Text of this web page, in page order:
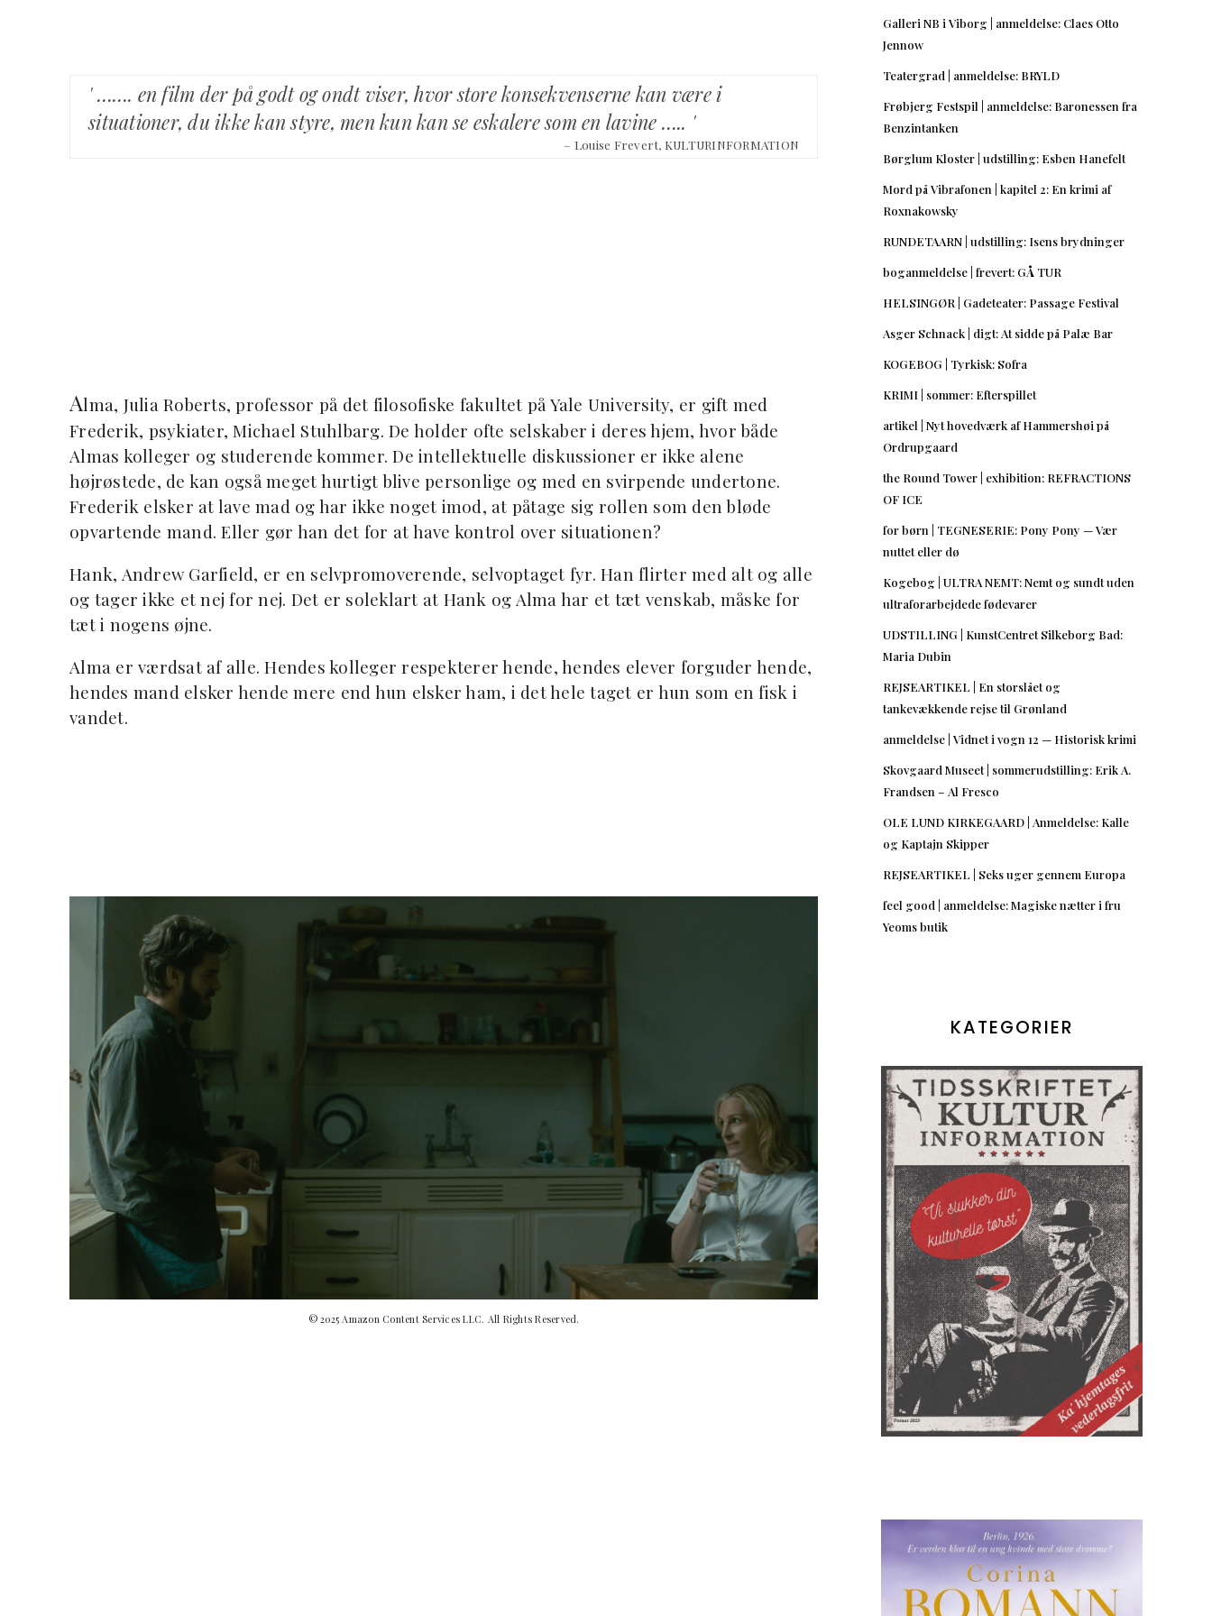
' ……. en film der på godt og ondt viser, hvor store konsekvenserne kan være i
situationer, du ikke kan styre, men kun kan se eskalere som en lavine ….. '
– Louise Frevert, KULTURINFORMATION
Alma, Julia Roberts, professor på det filosofiske fakultet på Yale University, er gift med
Frederik, psykiater, Michael Stuhlbarg. De holder ofte selskaber i deres hjem, hvor både
Almas kolleger og studerende kommer. De intellektuelle diskussioner er ikke alene
højrøstede, de kan også meget hurtigt blive personlige og med en svirpende undertone.
Frederik elsker at lave mad og har ikke noget imod, at påtage sig rollen som den bløde
opvartende mand. Eller gør han det for at have kontrol over situationen?
Hank, Andrew Garfield, er en selvpromoverende, selvoptaget fyr. Han flirter med alt og alle
og tager ikke et nej for nej. Det er soleklart at Hank og Alma har et tæt venskab, måske for
tæt i nogens øjne.
Alma er værdsat af alle. Hendes kolleger respekterer hende, hendes elever forguder hende,
hendes mand elsker hende mere end hun elsker ham, i det hele taget er hun som en fisk i
vandet.
© 2025 Amazon Content Services LLC. All Rights Reserved.
Galleri NB i Viborg | anmeldelse: Claes Otto
Jennow
Teatergrad | anmeldelse: BRYLD
Frøbjerg Festspil | anmeldelse: Baronessen fra
Benzintanken
Børglum Kloster | udstilling: Esben Hanefelt
Mord på Vibrafonen | kapitel 2: En krimi af
Roxnakowsky
RUNDETAARN | udstilling: Isens brydninger
boganmeldelse | frevert: GÅ TUR
HELSINGØR | Gadeteater: Passage Festival
Asger Schnack | digt: At sidde på Palæ Bar
KOGEBOG | Tyrkisk: Sofra
KRIMI | sommer: Efterspillet
artikel | Nyt hovedværk af Hammershøi på
Ordrupgaard
the Round Tower | exhibition: REFRACTIONS
OF ICE
for børn | TEGNESERIE: Pony Pony — Vær
nuttet eller dø
Kogebog | ULTRA NEMT: Nemt og sundt uden
ultraforarbejdede fødevarer
UDSTILLING | KunstCentret Silkeborg Bad:
Maria Dubin
REJSEARTIKEL | En storslået og
tankevækkende rejse til Grønland
anmeldelse | Vidnet i vogn 12 — Historisk krimi
Skovgaard Museet | sommerudstilling: Erik A.
Frandsen – Al Fresco
OLE LUND KIRKEGAARD | Anmeldelse: Kalle
og Kaptajn Skipper
REJSEARTIKEL | Seks uger gennem Europa
feel good | anmeldelse: Magiske nætter i fru
Yeoms butik
KATEGORIER